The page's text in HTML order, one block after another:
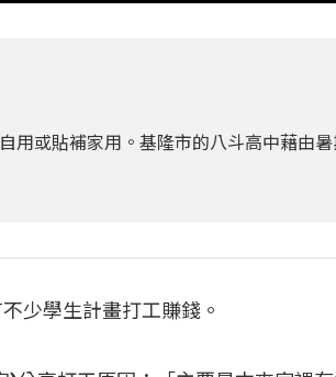
用或貼補家用。基隆市的八斗高中藉由
少學生計畫打工賺錢。